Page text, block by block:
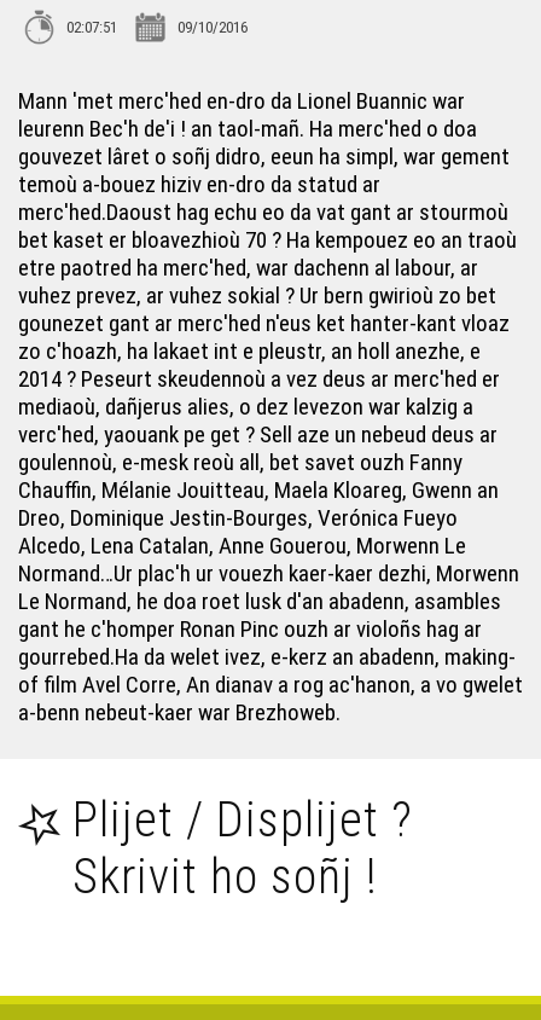
Bec'h de'i ! Redadeg 2018 (17-4)
Bec'h de'i ! 4 – Breizh a gan
Bec'h de'i ! 19 - Kan ar Bobl, gourfenn 2013
Bec'h de'i ! 5 – Taol Kurun
Bec'h de'i ! 12 – Ar yezh hag ar feiz, breur ha c'hoar e
Breizh bepred ?
Bec'h de'i ! 45 bloaz ar CRBC (14-3)
Bec'h de'i ! 15 vloaz Skolaj Diwan ar Mor-Bihan (14-2)
Bec'h de'i ! Tri miz war-lerc'h, piv eo Charlie ? (14-7)
Bec'h de'i ! 14 - Beilhadeg er Vro Vigoudenn
Bec'h de'i ! (29) - Ar Redadeg
Bec'h de'i ! 3 – Ti ar Vevoniezh Rosko
Bec'h de'i ! 20 - Brezhoneg er skol
02:07:51 09/10/2016
Mann 'met merc'hed en-dro da Lionel Buannic war
leurenn Bec'h de'i ! an taol-mañ. Ha merc'hed o doa
gouvezet lâret o soñj didro, eeun ha simpl, war gement
temoù a-bouez hiziv en-dro da statud ar
merc'hed.Daoust hag echu eo da vat gant ar stourmoù
bet kaset er bloavezhioù 70 ? Ha kempouez eo an traoù
etre paotred ha merc'hed, war dachenn al labour, ar
vuhez prevez, ar vuhez sokial ? Ur bern gwirioù zo bet
gounezet gant ar merc'hed n'eus ket hanter-kant vloaz
zo c'hoazh, ha lakaet int e pleustr, an holl anezhe, e
2014 ? Peseurt skeudennoù a vez deus ar merc'hed er
mediaoù, dañjerus alies, o dez levezon war kalzig a
verc'hed, yaouank pe get ? Sell aze un nebeud deus ar
goulennoù, e-mesk reoù all, bet savet ouzh Fanny
Chauffin, Mélanie Jouitteau, Maela Kloareg, Gwenn an
Dreo, Dominique Jestin-Bourges, Verónica Fueyo
Alcedo, Lena Catalan, Anne Gouerou, Morwenn Le
Normand…Ur plac'h ur vouezh kaer-kaer dezhi, Morwenn
Le Normand, he doa roet lusk d'an abadenn, asambles
gant he c'homper Ronan Pinc ouzh ar violoñs hag ar
gourrebed.Ha da welet ivez, e-kerz an abadenn, making-
of film Avel Corre, An dianav a rog ac'hanon, a vo gwelet
a-benn nebeut-kaer war Brezhoweb.
Plijet / Displijet ?
Skrivit ho soñj !